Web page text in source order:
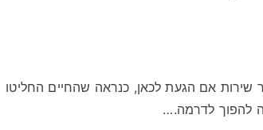
שירות אם הגעת לכאן, כנראה שהחיים החליטו
להפוך לדרמה.…